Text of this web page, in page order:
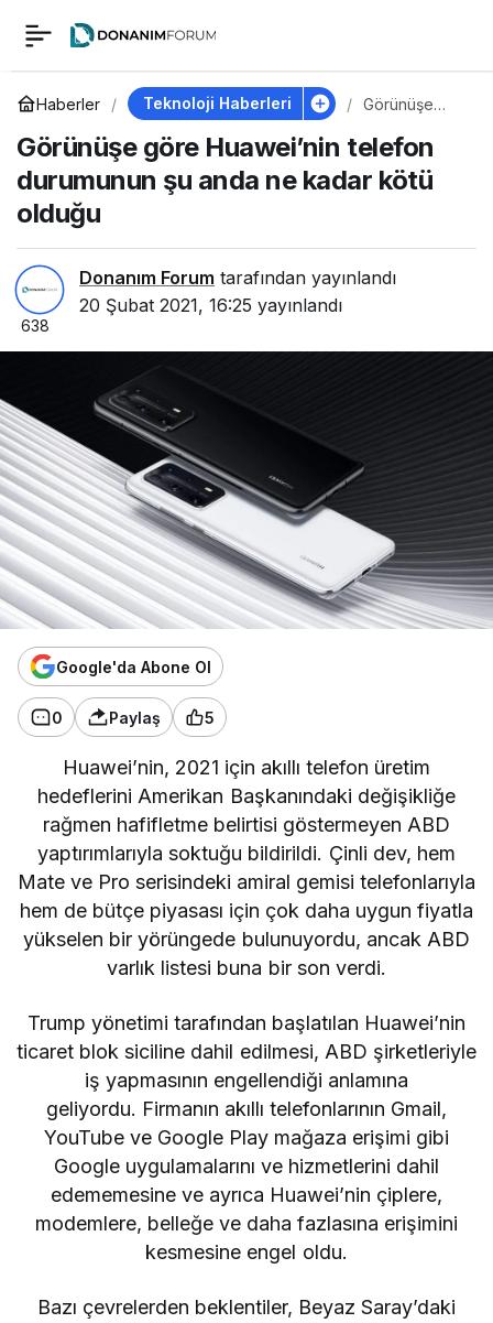
Haberler Teknoloji Haberleri
Görünüşe
Huawei’nin
telefon
durumunun şu
Görünüşe göre Huawei’nin telefon
durumunun şu anda ne kadar kötü
olduğu
Donanım Forum tarafından yayınlandı
20 Şubat 2021, 16:25 yayınlandı
638
Google'da Abone Ol
0 Paylaş 5
Huawei’nin, 2021 için akıllı telefon üretim
hedeflerini Amerikan Başkanındaki değişikliğe
rağmen hafifletme belirtisi göstermeyen ABD
yaptırımlarıyla soktuğu bildirildi. Çinli dev, hem
Mate ve Pro serisindeki amiral gemisi telefonlarıyla
hem de bütçe piyasası için çok daha uygun fiyatla
yükselen bir yörüngede bulunuyordu, ancak ABD
varlık listesi buna bir son verdi.
Trump yönetimi tarafından başlatılan Huawei’nin
ticaret blok siciline dahil edilmesi, ABD şirketleriyle
iş yapmasının engellendiği anlamına
geliyordu. Firmanın akıllı telefonlarının Gmail,
YouTube ve Google Play mağaza erişimi gibi
Google uygulamalarını ve hizmetlerini dahil
edememesine ve ayrıca Huawei’nin çiplere,
modemlere, belleğe ve daha fazlasına erişimini
kesmesine engel oldu.
Bazı çevrelerden beklentiler, Beyaz Saray’daki
Görünüşe göre
Huawei’nin telefon
durumunun şu anda
ne kadar kötü olduğu